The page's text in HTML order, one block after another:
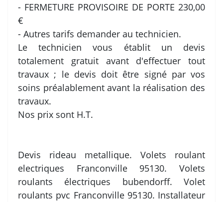
- FERMETURE PROVISOIRE DE PORTE 230,00
€
- Autres tarifs demander au technicien.
Le technicien vous établit un devis
totalement gratuit avant d'effectuer tout
travaux ; le devis doit être signé par vos
soins préalablement avant la réalisation des
travaux.
Nos prix sont H.T.
Devis rideau metallique. Volets roulant
electriques Franconville 95130. Volets
roulants électriques bubendorff. Volet
roulants pvc Franconville 95130. Installateur